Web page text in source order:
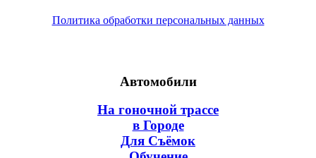
Политика обработки персональных данных
Автомобили
На гоночной трассе
в Городе
Для Съёмок